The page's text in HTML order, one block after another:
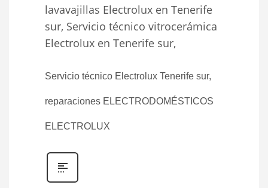
lavavajillas Electrolux en Tenerife
sur, Servicio técnico vitrocerámica
Electrolux en Tenerife sur,
Servicio técnico Electrolux Tenerife sur,
reparaciones ELECTRODOMÉSTICOS
ELECTROLUX